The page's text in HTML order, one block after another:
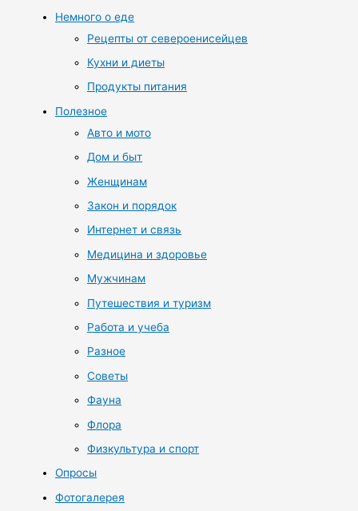
Немного о еде
Рецепты от североенисейцев
Кухни и диеты
Продукты питания
Полезное
Авто и мото
Дом и быт
Женщинам
Закон и порядок
Интернет и связь
Медицина и здоровье
Мужчинам
Путешествия и туризм
Работа и учеба
Разное
Советы
Фауна
Флора
Физкультура и спорт
Опросы
Фотогалерея